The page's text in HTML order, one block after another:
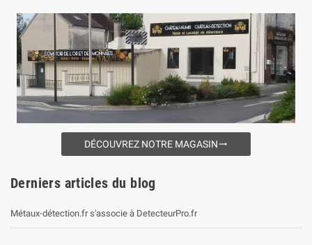
DÉCOUVREZ NOTRE MAGASINtrending_flat
Derniers articles du blog
Métaux-détection.fr s'associe à DetecteurPro.fr